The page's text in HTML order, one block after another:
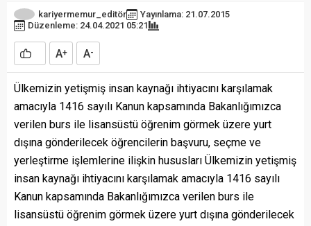
kariyermemur_editör
Yayınlama: 21.07.2015
Düzenleme: 24.04.2021 05:21
A+ A-
Ülkemizin yetişmiş insan kaynağı ihtiyacını karşılamak
amacıyla 1416 sayılı Kanun kapsamında Bakanlığımızca
verilen burs ile lisansüstü öğrenim görmek üzere yurt
dışına gönderilecek öğrencilerin başvuru, seçme ve
yerleştirme işlemlerine ilişkin hususları Ülkemizin yetişmiş
insan kaynağı ihtiyacını karşılamak amacıyla 1416 sayılı
Kanun kapsamında Bakanlığımızca verilen burs ile
lisansüstü öğrenim görmek üzere yurt dışına gönderilecek